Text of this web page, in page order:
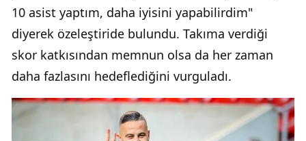
10 asist yaptım, daha iyisini yapabilirdim"
diyerek özeleştiride bulundu. Takıma verdiği
skor katkısından memnun olsa da her zaman
daha fazlasını hedeflediğini vurguladı.